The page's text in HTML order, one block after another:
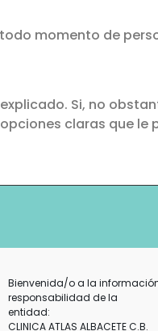
Bienvenida/o a la
responsabilidad de la
entidad:
CLINICA ATLAS ALBACETE C.B.
momento de
Si, no
claras que le
Sobre